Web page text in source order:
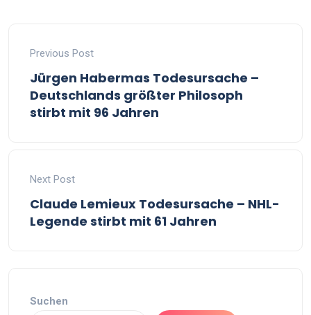
Previous Post
Jürgen Habermas Todesursache –
Deutschlands größter Philosoph
stirbt mit 96 Jahren
Next Post
Claude Lemieux Todesursache – NHL-
Legende stirbt mit 61 Jahren
Suchen